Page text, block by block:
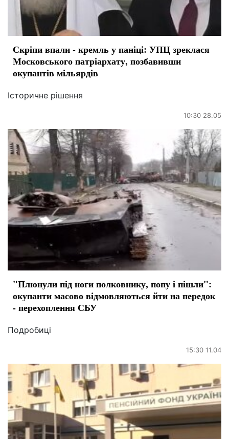
Скріпи впали - кремль у паніці: УПЦ зреклася
Московського патріархату, позбавивши
окупантів мільярдів
Історичне рішення
10:30 28.05
"Плюнули під ноги полковнику, попу і пішли":
окупанти масово відмовляються йти на передок
- перехоплення СБУ
Подробиці
15:30 11.04